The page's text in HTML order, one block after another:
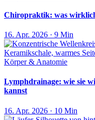
Chiropraktik: was
16. Apr. 2026 · 9 Min
Körper & Anatomie
Lymphdrainage: wie sie
kannst
16. Apr. 2026 · 10 Min